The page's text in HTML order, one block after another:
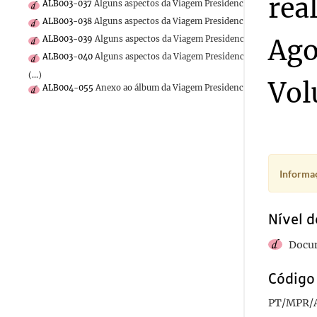
ALB003-037 Alguns aspectos da Viagem Presidencial às colónias
ALB003-038 Alguns aspectos da Viagem Presidencial às colónias
ALB003-039 Alguns aspectos da Viagem Presidencial às colónias
ALB003-040 Alguns aspectos da Viagem Presidencial às colónias
(...)
ALB004-055 Anexo ao álbum da Viagem Presidencial à África em
Nível
PT/MPR/